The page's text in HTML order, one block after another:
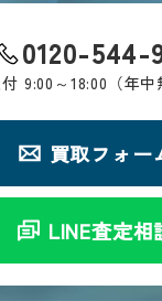
0120-544-
9:00～18:00（年中
買取フォー
LINE査定相